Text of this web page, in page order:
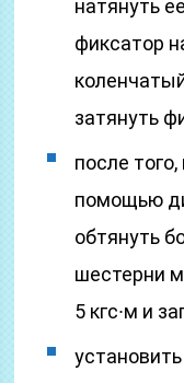
натянуть
фиксатор
затянуть
после
помощью
обтянуть
шестерни
5 кгс∙м и